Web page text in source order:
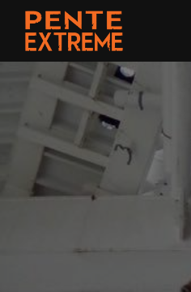
Panneau de gestion des cookies